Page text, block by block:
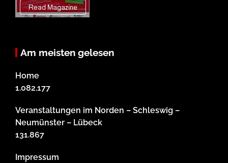
Am meisten gelesen
Home
1.082.177
Veranstaltungen im Norden – Schleswig –
Neumünster – Lübeck
131.867
Impressum